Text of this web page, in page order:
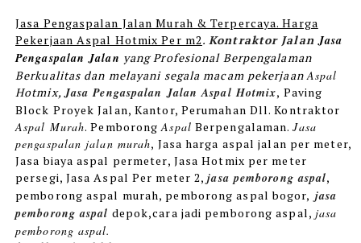
Jasa Pengaspalan Jalan Murah & Terpercaya. Harga
Pekerjaan Aspal Hotmix Per m2.Kontraktor Jalan Jasa
Pengaspalan Jalan yang Profesional Berpengalaman
Berkualitas dan melayani segala macam pekerjaanAspal
Hotmix,Jasa Pengaspalan Jalan Aspal Hotmix, Paving
Block Proyek Jalan, Kantor, Perumahan Dll. Kontraktor
Aspal Murah. PemborongAspal Berpengalaman.Jasa
pengaspalan jalan murah, Jasa harga aspal jalan per meter,
Jasa biaya aspal permeter, Jasa Hotmix per meter
persegi, Jasa Aspal Per meter 2,jasa pemborong aspal,
pemborong aspal murah, pemborong aspal bogor, jasa
pemborong aspal depok,cara jadi pemborong aspal, jasa
pemborong aspal.